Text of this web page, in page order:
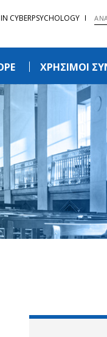
CYBERPSYCHOLOGY
ΧΡΗΣΙΜΟΙ